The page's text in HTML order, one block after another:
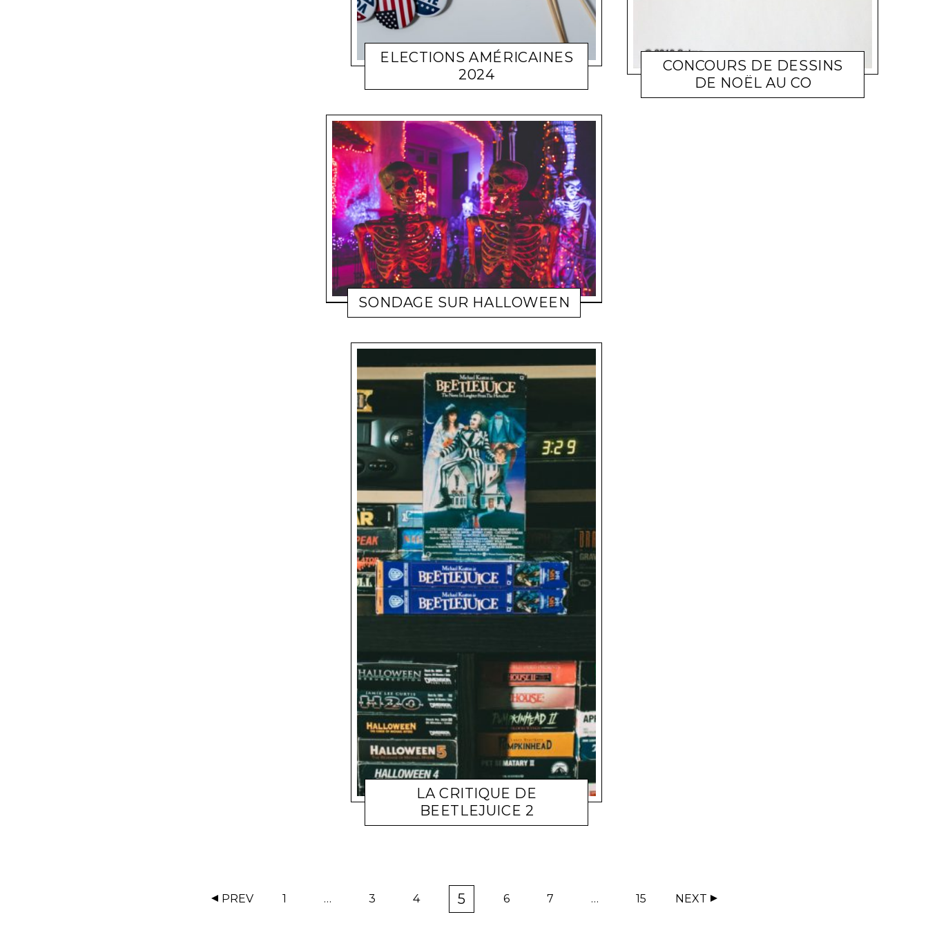
ELECTIONS AMÉRICAINES
2024
MATHIS GAY JANVIER 20, 2025
SONDAGE SUR HALLOWEEN
AU CO MATHIS GAY NOVEMBRE 11, 2024
LA CRITIQUE DE
BEETLEJUICE 2
CINÉ - TECH IVANO PRANJES OCTOBRE 3, 2024
CONCOURS DE DESSINS
DE NOËL AU CO
IVANO PRANJES NOVEMBRE 25, 2024
PREV 1 … 3 4 5 6 7 … 15 NEXT